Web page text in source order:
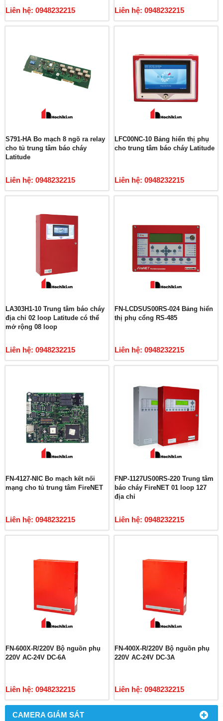
CAMERA GIÁM SÁT
Liên hệ: 0948232215 Liên hệ: 0948232215
S791-HA Bo mạch 8 ngõ ra relay
cho tủ trung tâm báo cháy
Latitude
Liên hệ: 0948232215
LFC00NC-10 Bảng hiển thị phụ
cho trung tâm báo cháy Latitude
Liên hệ: 0948232215
LA303H1-10 Trung tâm báo cháy
địa chỉ 02 loop Latitude có thể
mở rộng 08 loop
Liên hệ: 0948232215
FN-LCDSUS00RS-024 Bảng hiển
thị phụ cổng RS-485
Liên hệ: 0948232215
FN-4127-NIC Bo mạch kết nối
mạng cho tủ trung tâm FireNET
Liên hệ: 0948232215
FNP-1127US00RS-220 Trung tâm
báo cháy FireNET 01 loop 127
địa chỉ
Liên hệ: 0948232215
FN-600X-R/220V Bộ nguồn phụ
220V AC-24V DC-6A
Liên hệ: 0948232215
FN-400X-R/220V Bộ nguồn phụ
220V AC-24V DC-3A
Liên hệ: 0948232215